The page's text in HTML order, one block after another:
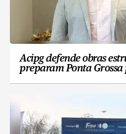
Acipg defende obras
preparam Ponta